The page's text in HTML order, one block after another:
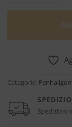
Categorie:
Spedizioni